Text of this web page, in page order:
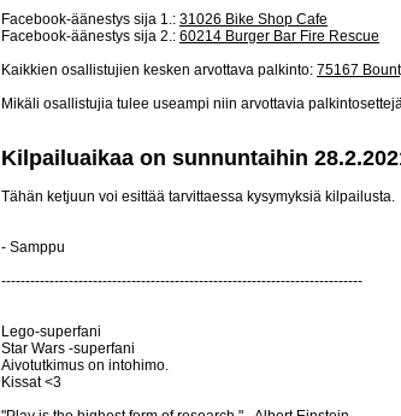
Facebook-äänestys sija 1.: 31026 Bike Shop Cafe
Facebook-äänestys sija 2.: 60214 Burger Bar Fire Rescue
Kaikkien osallistujien kesken arvottava palkinto: 75167
Mikäli osallistujia tulee useampi niin arvottavia
Kilpailuaikaa on sunnuntaihin
Tähän ketjuun voi esittää tarvittaessa kysymyksiä kilpailusta.
- Samppu
---------------------------------------------------------------------------
Lego-superfani
Star Wars -superfani
Aivotutkimus on intohimo.
Kissat <3